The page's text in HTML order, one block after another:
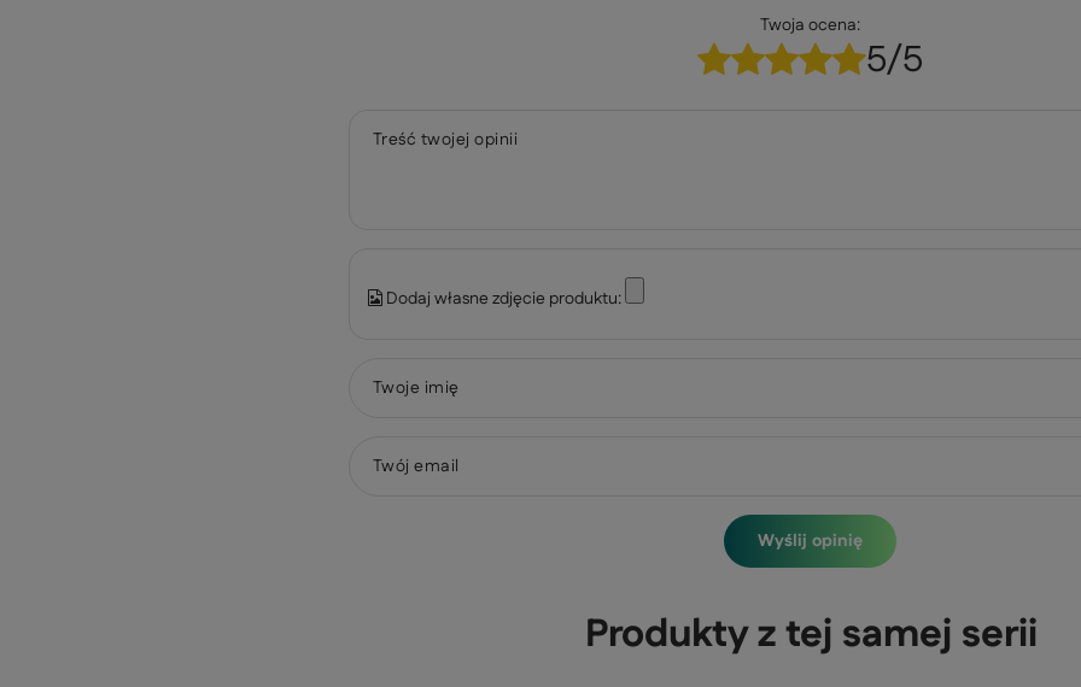
Twoja ocena:
5/5
Treść twojej opinii
Dodaj własne zdjęcie produktu:
Twoje imię
Twój email
Wyślij opinię
Produkty z tej samej serii